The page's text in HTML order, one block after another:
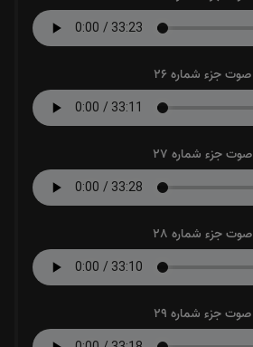
صوت جزء شماره 26
صوت جزء شماره 27
صوت جزء شماره 28
صوت جزء شماره 29